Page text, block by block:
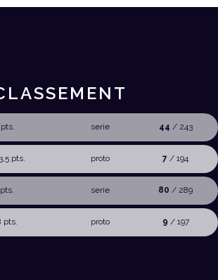
serie 44 / 243
pts. proto 7 / 194
serie 80 / 289
pts. proto 9 / 197